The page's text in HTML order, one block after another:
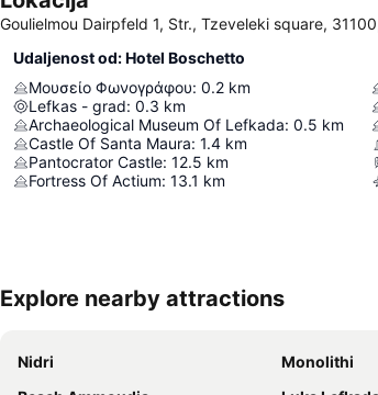
Goulielmou Dairpfeld 1, Str., Tzeveleki square,
Udaljenost od: Hotel Boschetto
Μουσείο Φωνογράφου: 0.2 km
Lefkas - grad: 0.3 km
Archaeological Museum Of Lefkada: 0.5 km
Castle Of Santa Maura: 1.4 km
Pantocrator Castle: 12.5 km
Fortress Of Actium: 13.1 km
Explore nearby attractions
Nidri Monolithi